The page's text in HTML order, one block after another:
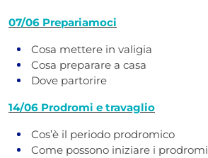
07/06 Prepariamoci
Cosa mettere in valigia
Cosa preparare a casa
Dove partorire
14/06 Prodromi e travaglio
Cos’è il periodo prodromico
Come possono iniziare i prodromi